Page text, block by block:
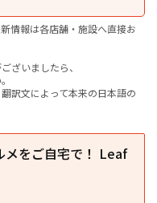
情報は各店舗・施設へ直接お
ざいましたら、
訳文によって本来の日本語の
メをご自宅で！ Leaf